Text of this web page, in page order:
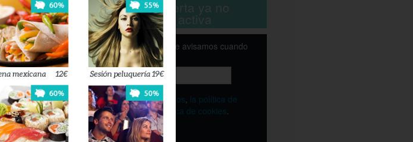
Esta oferta ya no
está activa
Déjanos tu email y te avisamos cuando
esté disponible
Acepto lostérminos, la política de
privacidadyla política de cookies.